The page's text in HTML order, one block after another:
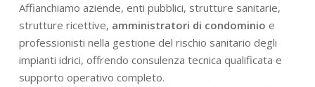
Affianchiamo aziende, enti pubblici, strutture sanitarie,
strutture ricettive, amministratori di condominio e
professionisti nella gestione del rischio sanitario degli
impianti idrici, offrendo consulenza tecnica qualificata e
supporto operativo completo.